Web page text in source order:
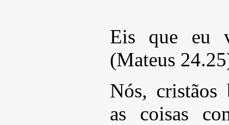
Eis que eu
(Mateus
Nós, cristãos
as coisas